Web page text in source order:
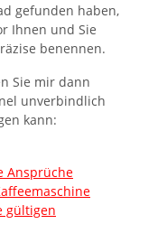
gefunden haben,
Ihnen und Sie
benennen.
Sie mir dann
unverbindlich
kann:
Ansprüche
gültigen